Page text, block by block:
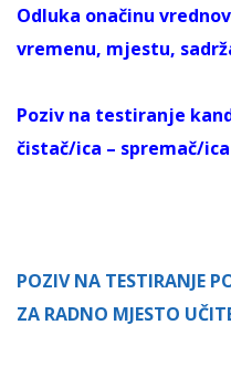
Odluka onačinu
vremenu, mjestu,
Poziv na testiranje
čistač/ica – spremač/ica
POZIV NA TESTIRANJE
ZA RADNO MJESTO